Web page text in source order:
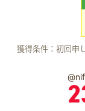
獲得条件：初回申